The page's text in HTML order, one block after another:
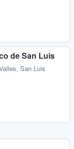
de San Luis
San Luis